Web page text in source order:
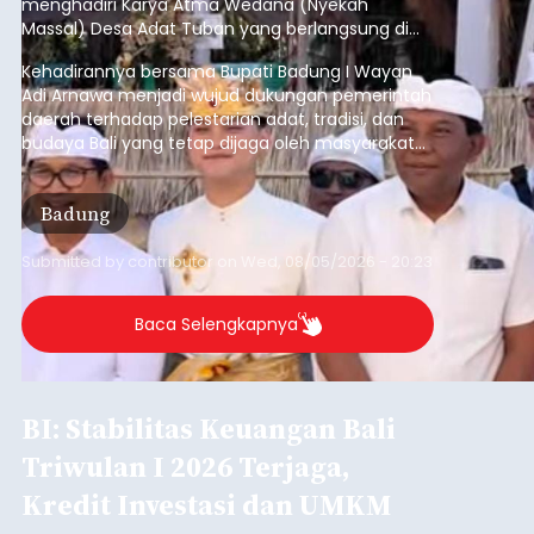
Penopang Utama
balitribune.co.id I Denpasar -Bank Indonesia
(BI) memastikan stabilitas sistem keuangan di
Provinsi Bali tetap terjaga pada triwulan I 2026.
Kondisi tersebut ditopang oleh pertumbuhan
penyaluran kredit yang masih positif, terutama
pada sektor-sektor utama penggerak ekonomi
daerah, dengan risiko kredit yang tetap
terkendali.
Denpasar
Submitted by contributor Wed, 08/05/2026 - 18:15
Baca Selengkapnya
Iklan